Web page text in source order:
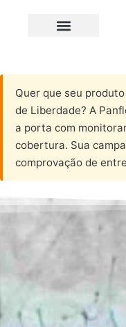
Quer que seu
de Liberdade? A
a porta com
cobertura. Sua
comprovação de